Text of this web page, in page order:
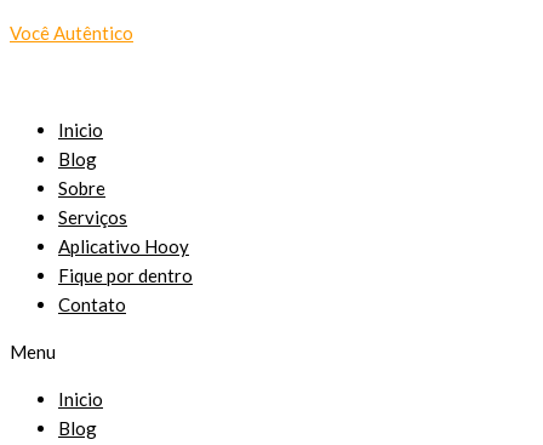
Você Autêntico
Inicio
Blog
Sobre
Serviços
Aplicativo Hooy
Fique por dentro
Contato
Menu
Inicio
Blog